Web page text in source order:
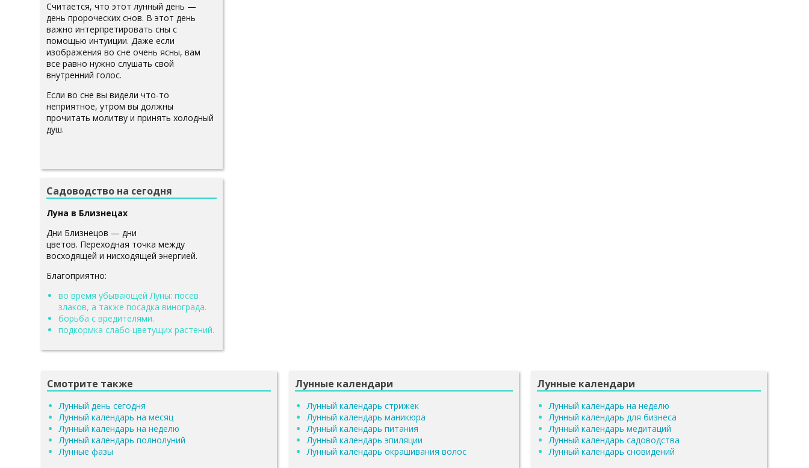
Считается, что этот лунный день —
день пророческих снов. В этот день
важно интерпретировать сны с
помощью интуиции. Даже если
изображения во сне очень ясны, вам
все равно нужно слушать свой
внутренний голос.
Если во сне вы видели что-то
неприятное, утром вы должны
прочитать молитву и принять холодный
душ.
Садоводство на сегодня
Луна в Близнецах
Дни Близнецов — дни
цветов. Переходная точка между
восходящей и нисходящей энергией.
Благоприятно:
во время убывающей Луны: посев
злаков, а также посадка винограда.
борьба с вредителями.
подкормка слабо цветущих растений.
Смотрите также
Лунный день сегодня
Лунный календарь на месяц
Лунный календарь на неделю
Лунный календарь полнолуний
Лунные фазы
Лунные календари
Лунный календарь стрижек
Лунный календарь маникюра
Лунный календарь питания
Лунный календарь эпиляции
Лунный календарь окрашивания волос
Лунные календари
Лунный календарь на неделю
Лунный календарь для бизнеса
Лунный календарь медитаций
Лунный календарь садоводства
Лунный календарь сновидений